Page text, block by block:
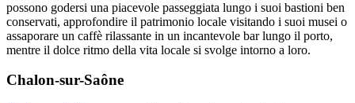
possono godersi una piacevole passeggiata lungo i suoi bastioni ben
conservati, approfondire il patrimonio locale visitando i suoi musei o
assaporare un caffè rilassante in un incantevole bar lungo il porto,
mentre il dolce ritmo della vita locale si svolge intorno a loro.
Chalon-sur-Saône